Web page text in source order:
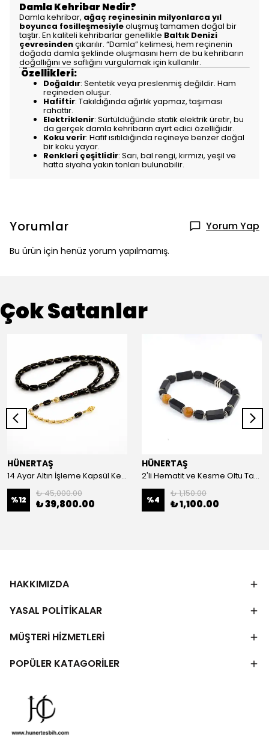
Damla Kehribar Nedir?
Damla kehribar, ağaç reçinesinin milyonlarca yıl
boyunca fosilleşmesiyleoluşmuş tamamen doğal bir
taştır. En kaliteli kehribarlar genellikle Baltık Denizi
çevresindençıkarılır. “Damla” kelimesi, hem reçinenin
doğada damla şeklinde oluşmasını hem de bu kehribarın
doğallığını ve saflığını vurgulamak için kullanılır.
Özellikleri:
Doğaldır: Sentetik veya preslenmiş değildir. Ham
reçineden oluşur.
Hafiftir: Takıldığında ağırlık yapmaz, taşıması
rahattır.
Elektriklenir: Sürtüldüğünde statik elektrik üretir, bu
da gerçek damla kehribarın ayırt edici özelliğidir.
Koku verir: Hafif ısıtıldığında reçineye benzer doğal
bir koku yayar.
Renkleri çeşitlidir: Sarı, bal rengi, kırmızı, yeşil ve
hatta siyaha yakın tonları bulunabilir.
Yorumlar Yorum Yap
Bu ürün için henüz yorum yapılmamış.
Çok Satanlar
HÜNERTAŞ
14 Ayar Altın İşleme Kapsül Kesim Oltu Taşı Tespih
%12
₺ 45,000.00
₺ 39,800.00
HÜNERTAŞ
2'li Hematit ve Kesme Oltu Taşı Bileklik
%4
₺ 1,150.00
₺ 1,100.00
HAKKIMIZDA
YASAL POLİTİKALAR
MÜŞTERİ HİZMETLERİ
POPÜLER KATAGORİLER